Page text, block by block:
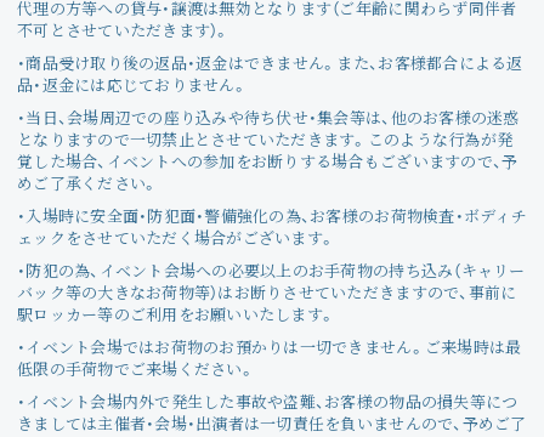
代理の方等への貸与・譲渡は無効となります（ご年齢に関わらず同伴者
不可とさせていただきます）。
・商品受け取り後の返品・返金はできません。また、お客様都合による返
品・返金には応じておりません。
・当日、会場周辺での座り込みや待ち伏せ・集会等は、他のお客様の迷惑
となりますので一切禁止とさせていただきます。このような行為が発
覚した場合、イベントへの参加をお断りする場合もございますので、予
めご了承ください。
・入場時に安全面・防犯面・警備強化の為、お客様のお荷物検査・ボディチ
ェックをさせていただく場合がございます。
・防犯の為、イベント会場への必要以上のお手荷物の持ち込み（キャリー
バック等の大きなお荷物等）はお断りさせていただきますので、事前に
駅ロッカー等のご利用をお願いいたします。
・イベント会場ではお荷物のお預かりは一切できません。ご来場時は最
低限の手荷物でご来場ください。
・イベント会場内外で発生した事故や盗難、お客様の物品の損失等につ
きましては主催者・会場・出演者は一切責任を負いませんので、予めご了